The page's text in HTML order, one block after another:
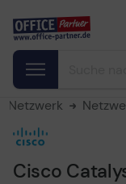
Netzwerk
Cisco